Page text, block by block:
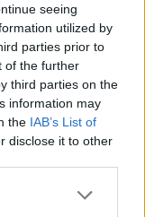
seeing
utilized by
parties prior to
of the further
third parties on the
information may
the IAB’s List of
disclose it to other
leváltaná a
t. A
nincs meg
számú
körében a